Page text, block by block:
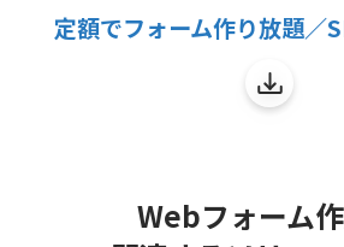
定額でフォーム作り放題／
Webフォーム